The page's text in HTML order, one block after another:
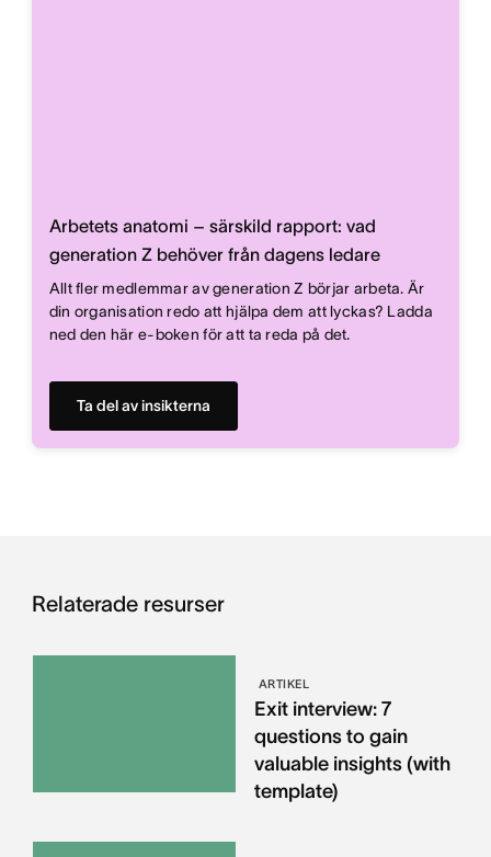
Arbetets anatomi – särskild rapport: vad
generation Z behöver från dagens ledare
Allt fler medlemmar av generation Z börjar arbeta. Är
din organisation redo att hjälpa dem att lyckas? Ladda
ned den här e-boken för att ta reda på det.
Ta del av insikterna
Relaterade resurser
ARTIKEL
Exit interview: 7
questions to gain
valuable insights (with
template)